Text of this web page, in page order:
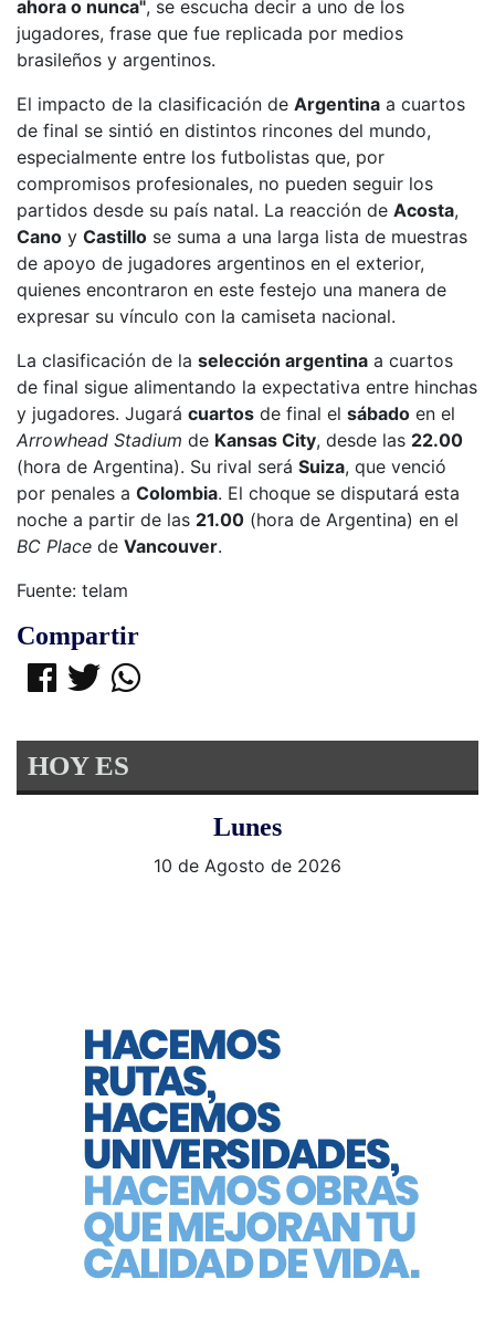
ahora o nunca", se escucha decir a uno de los
jugadores, frase que fue replicada por medios
brasileños y argentinos.
El impacto de la clasificación de Argentina a cuartos
de final se sintió en distintos rincones del mundo,
especialmente entre los futbolistas que, por
compromisos profesionales, no pueden seguir los
partidos desde su país natal. La reacción de Acosta,
Cano y Castillo se suma a una larga lista de muestras
de apoyo de jugadores argentinos en el exterior,
quienes encontraron en este festejo una manera de
expresar su vínculo con la camiseta nacional.
La clasificación de la selección argentina a cuartos
de final sigue alimentando la expectativa entre hinchas
y jugadores. Jugará cuartos de final el sábado en el
Arrowhead Stadium de Kansas City, desde las 22.00
(hora de Argentina). Su rival será Suiza, que venció
por penales a Colombia. El choque se disputará esta
noche a partir de las 21.00 (hora de Argentina) en el
BC Place de Vancouver.
Fuente: telam
Compartir
HOY ES
Lunes
10 de Agosto de 2026